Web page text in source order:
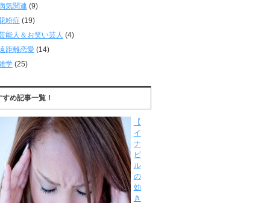
気関連 (9)
粉症(19)
能人＆お笑い芸人 (4)
距離恋愛(14)
学(25)
すめ記事一覧！
【
イ
ナ
ビ
ル
の
効
き